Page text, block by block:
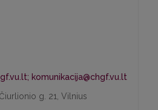
; komunikacija@chgf.vu.lt
g. 21, Vilnius